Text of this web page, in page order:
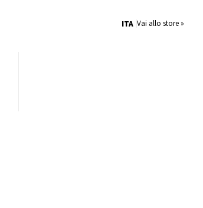
ITA Vai allo store »